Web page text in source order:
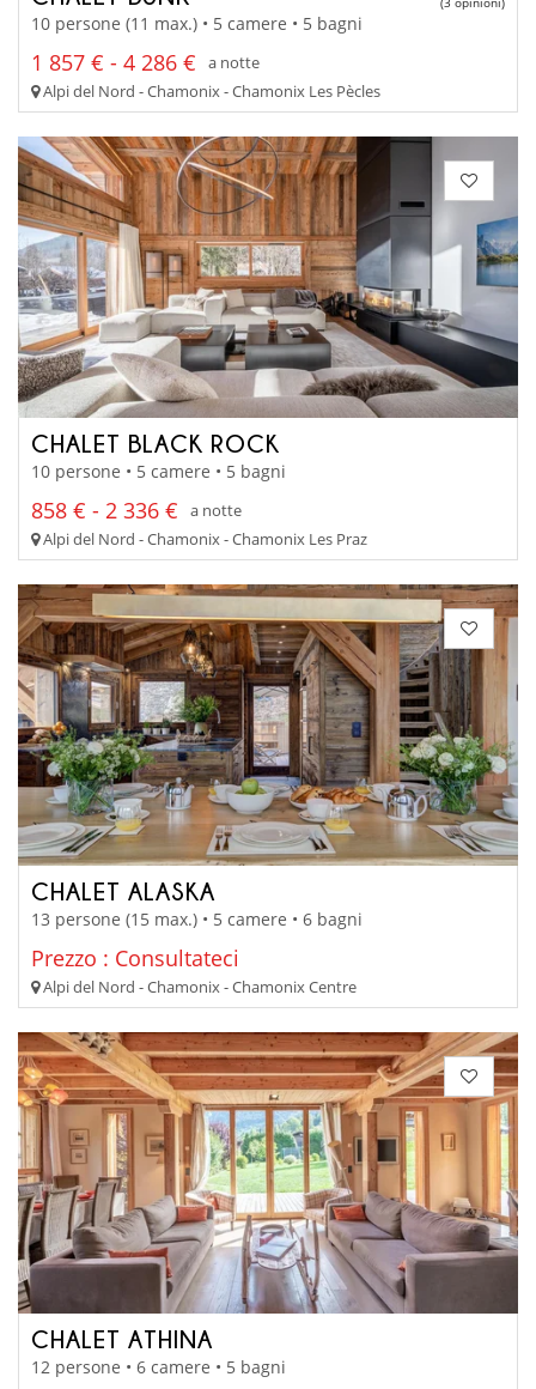
10 persone (11 max.) • 5 camere • 5 bagni
1 857 € - 4 286 €
a notte
Alpi del Nord - Chamonix - Chamonix Les Pècles
CHALET BLACK ROCK
10 persone • 5 camere • 5 bagni
858 € - 2 336 €
a notte
Alpi del Nord - Chamonix - Chamonix Les Praz
CHALET ALASKA
13 persone (15 max.) • 5 camere • 6 bagni
Prezzo : Consultateci
Alpi del Nord - Chamonix - Chamonix Centre
CHALET ATHINA
12 persone • 6 camere • 5 bagni